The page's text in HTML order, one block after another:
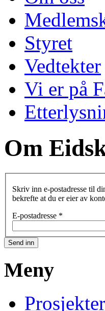
Styret
Vedtekter
Vi er på
Om
Skriv inn e-postadresse til din brukerkonto. En verifiseringskode vil bli sendt til deg. Når du har fått e-posten kan du bruke verifiseringskoden til å
bekrefte at du er eier av
E-postadresse *
Send inn
Meny
Prosjekter